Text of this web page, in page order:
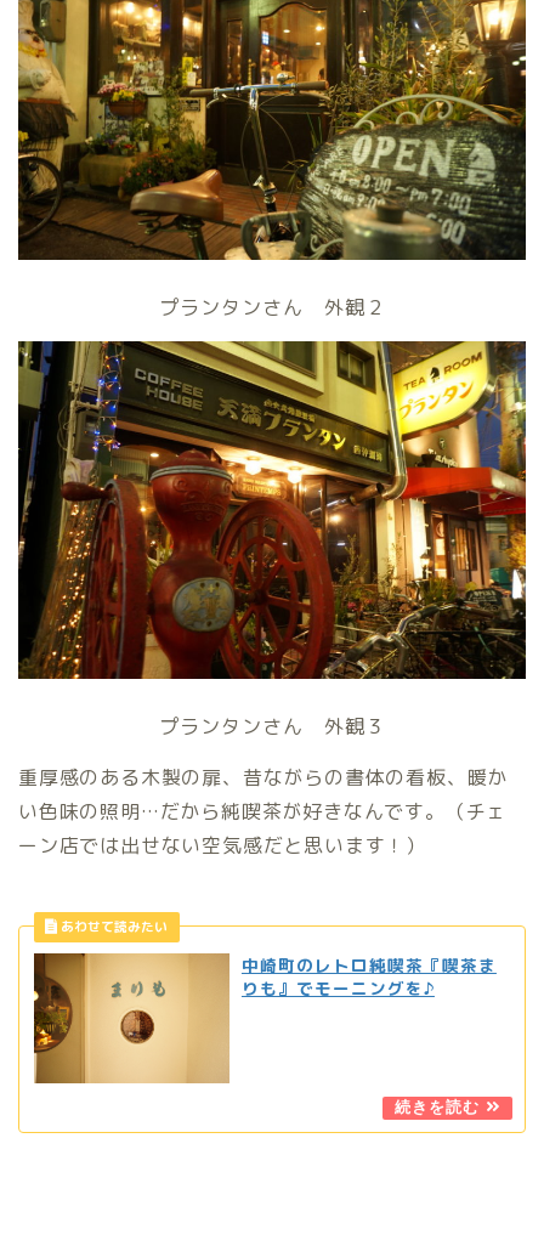
プランタンさん 外観２
プランタンさん 外観３
重厚感のある木製の扉、昔ながらの書体の看板、暖か
い色味の照明…だから純喫茶が好きなんです。（チェ
ーン店では出せない空気感だと思います！）
中崎町のレトロ純喫茶『喫茶ま
りも』でモーニングを♪